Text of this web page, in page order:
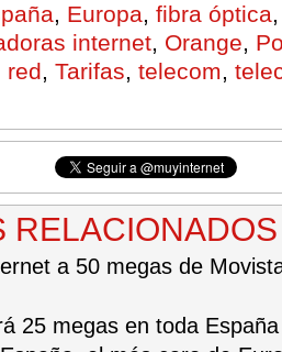
, Europa, fibra óptica
internet, Orange,
red, Tarifas, telecom,
RELACIONADOS
a 50 megas de
25 megas en toda España